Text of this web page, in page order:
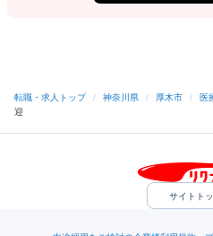
転職・求人トップ / 神奈川県 / 厚木市 / 医
迎
サイトト